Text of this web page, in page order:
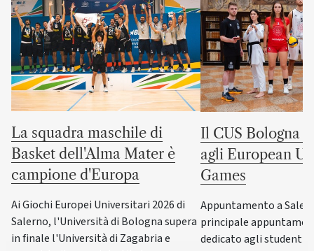
La squadra maschile di
Basket dell'Alma Mater è
campione d'Europa
Ai Giochi Europei Universitari 2026 di
Salerno, l'Università di Bologna supera
in finale l'Università di Zagabria e
Il CUS Bologna
agli European
Games
Appuntamento a
principale
dedicato agli